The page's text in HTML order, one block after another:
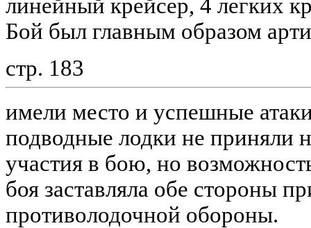
линейный крейсер, 4 легких
Бой был главным образом
стр. 183
имели место и успешные
подводные лодки не приняли
участия в бою, но
боя заставляла обе стороны
противолодочной обороны.